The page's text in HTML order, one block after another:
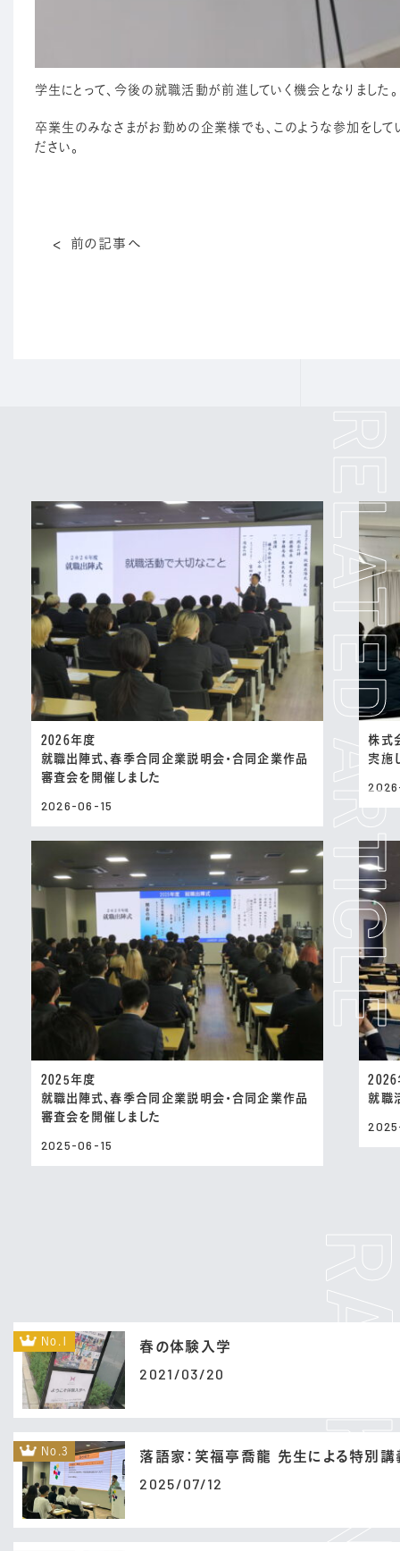
学生にとって、今後の就職活動が前進していく機会となりました。
卒業生のみなさまがお勤めの企業様でも、このような参加をし
ださい。
前の記事へ
2026年度
就職出陣式、春季合同企業説明会・合同企業作品
審査会を開催しました
2026-06-15
株式
実施
2025年度
就職出陣式、春季合同企業説明会・合同企業作品
審査会を開催しました
2025-06-15
2026
就職
No.1 春の体験入学
2021/03/20
No.3 落語家：笑福亭喬龍 先生による特別講
2025/07/12